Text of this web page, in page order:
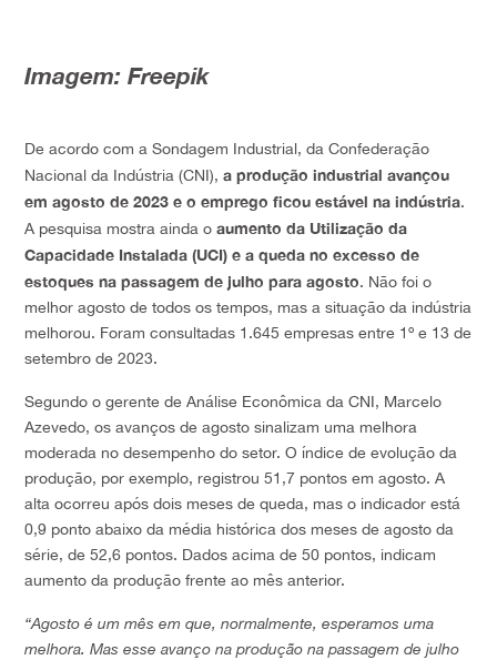
Imagem: Freepik
De acordo com a Sondagem Industrial, da Confederação
Nacional da Indústria (CNI), a produção industrial avançou
em agosto de 2023 e o emprego ficou estável na indústria.
A pesquisa mostra ainda o aumento da Utilização da
Capacidade Instalada (UCI) e a queda no excesso de
estoques na passagem de julho para agosto. Não foi o
melhor agosto de todos os tempos, mas a situação da indústria
melhorou. Foram consultadas 1.645 empresas entre 1º e 13 de
setembro de 2023.
Segundo o gerente de Análise Econômica da CNI, Marcelo
Azevedo, os avanços de agosto sinalizam uma melhora
moderada no desempenho do setor. O índice de evolução da
produção, por exemplo, registrou 51,7 pontos em agosto. A
alta ocorreu após dois meses de queda, mas o indicador está
0,9 ponto abaixo da média histórica dos meses de agosto da
série, de 52,6 pontos. Dados acima de 50 pontos, indicam
aumento da produção frente ao mês anterior.
“Agosto é um mês em que, normalmente, esperamos uma
melhora. Mas esse avanço na produção na passagem de julho